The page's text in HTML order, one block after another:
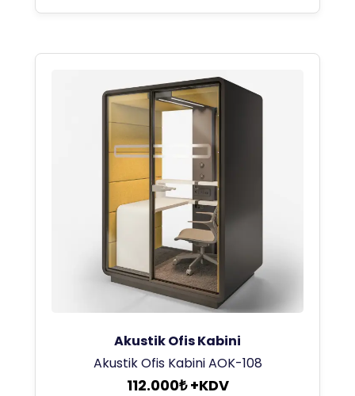
Akustik Ofis Kabini
Akustik Ofis Kabini AOK-108
112.000₺ +KDV